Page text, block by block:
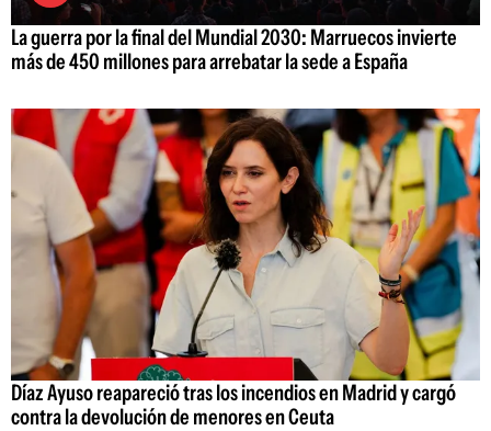
La guerra por la final del Mundial 2030: Marruecos invierte
más de 450 millones para arrebatar la sede a España
Díaz Ayuso reapareció tras los incendios en Madrid y cargó
contra la devolución de menores en Ceuta